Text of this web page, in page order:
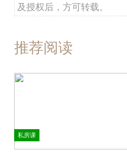
及授权后，方可转载。
推荐阅读
私房课